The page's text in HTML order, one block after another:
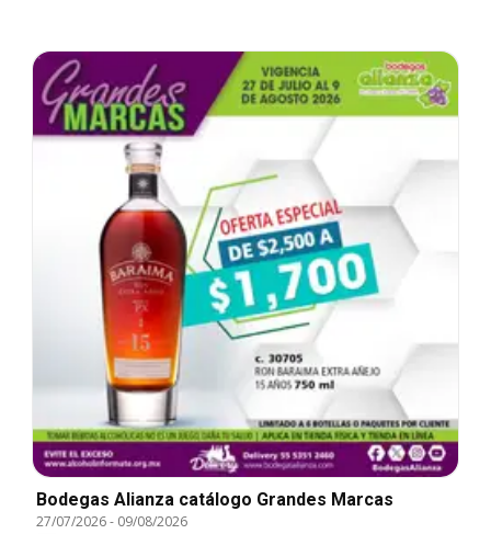
Bodegas Alianza catálogo Grandes Marcas
27/07/2026- 09/08/2026